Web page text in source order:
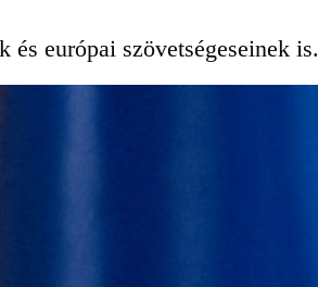
európai szövetségeseinek is.